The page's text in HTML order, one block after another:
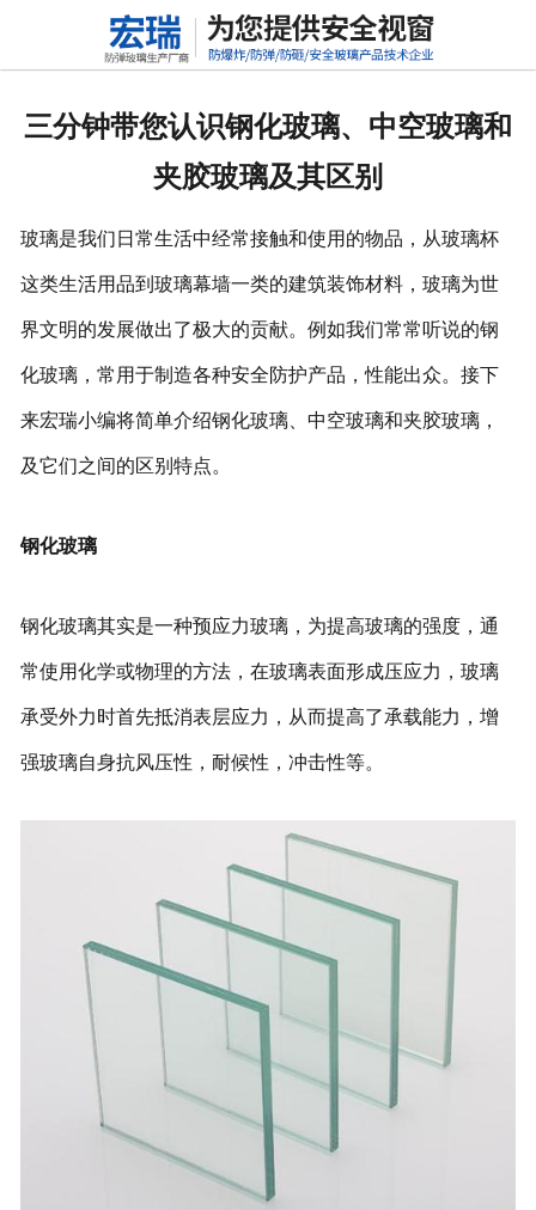
网站首页
行业标准
联系我们
三分钟带您认识钢化玻璃、中空玻璃和
夹胶玻璃及其区别
玻璃是我们日常生活中经常接触和使用的物品，从玻璃杯
这类生活用品到玻璃幕墙一类的建筑装饰材料，玻璃为世
界文明的发展做出了极大的贡献。例如我们常常听说的钢
化玻璃，常用于制造各种安全防护产品，性能出众。接下
来宏瑞小编将简单介绍钢化玻璃、中空玻璃和夹胶玻璃，
及它们之间的区别特点。
钢化玻璃
钢化玻璃其实是一种预应力玻璃，为提高玻璃的强度，通
常使用化学或物理的方法，在玻璃表面形成压应力，玻璃
承受外力时首先抵消表层应力，从而提高了承载能力，增
强玻璃自身抗风压性，耐候性，冲击性等。